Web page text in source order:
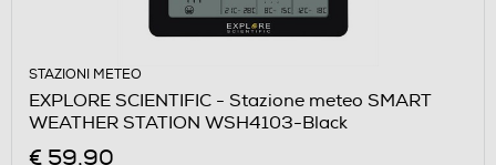
STAZIONI METEO
EXPLORE SCIENTIFIC - Stazione meteo SMART
WEATHER STATION WSH4103-Black
€ 59,90